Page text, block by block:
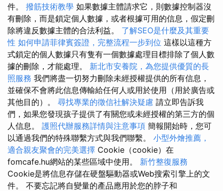
件。 撥筋技術教學 如果數據主體請求它，則數據控制器沒
有刪除，而是鎖定個人數據，或者根據可用的信息，假定刪
除將違反數據主體的合法利益。 了解SEO是什麼及其重要
性 如何申請菲律賓簽證，完整流程一步到位 這樣以這種方
式鎖定的個人數據只有隻有一個數據處理目標排除了個人數
據的刪除，才能處理。 新北市安養院，為您提供優質的長
照服務 我們將盡一切努力刪除未經授權提供的所有信息，
並確保不會將此信息傳輸給任何人或用於使用（用於廣告或
其他目的）。 尋找專業的徵信社解決疑慮 請立即告訴我
們，如果您發現孩子提供了有關您或未經授權的第三方的個
人信息。 護照代辦服務詳情與注意事項 簡報開始時，您可
以通過我們的特殊聯繫方式與我們聯繫。 小型外燴推薦，
適合親友聚會的完美選擇 Cookie（cookie）在
fomcafe.hu網站的某些區域中使用。 新竹整復服務
Cookie是將信息存儲在硬盤驅動器或Web搜索引擎上的文
件。 不要忘記將自變量的產品應用於您的脖子和